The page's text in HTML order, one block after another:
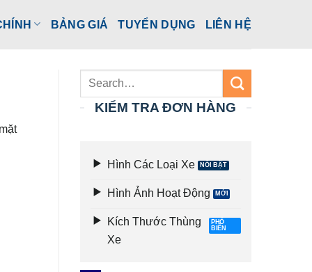
BẢNG GIÁ TUYỂN DỤNG LIÊN HỆ
KIỂM TRA ĐƠN HÀNG
Hình Các Loại Xe
Hình Ảnh Hoạt Động
Kích Thước Thùng
Xe